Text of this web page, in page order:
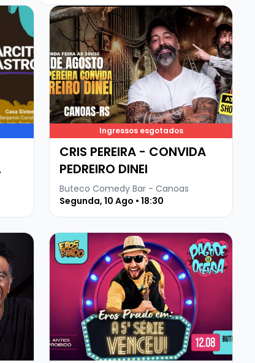
- STANDUP COMEDY EM PORTO ALEGRE
Veja mais sobre CRIS PEREIRA - CONVIDA
Ingressos esgotados
CRIS PEREIRA - CONVIDA
PEDREIRO DINEI
Buteco Comedy Bar - Canoas
Segunda, 10 Ago • 18:30
- PRETO DE NEVE
Veja mais sobre EROS PRADO - A QUINTA